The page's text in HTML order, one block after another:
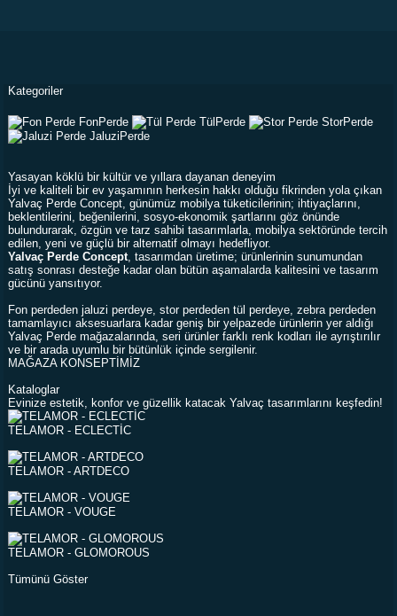
Kategoriler
FonPerde Tül Perde StorPerde
Jaluzi Perde
Yasayan köklü bir kültür ve yıllara dayanan deneyim
İyi ve kaliteli bir ev yaşamının herkesin hakkı olduğu fikrinden yola çıkan
Yalvaç Perde Concept, günümüz mobilya tüketicilerinin; ihtiyaçlarını,
beklentilerini, beğenilerini, sosyo-ekonomik şartlarını göz önünde
bulundurarak, özgün ve tarz sahibi tasarımlarla, mobilya sektöründe tercih
edilen, yeni ve güçlü bir alternatif olmayı hedefliyor.
Yalvaç Perde Concept, tasarımdan üretime; ürünlerinin sunumundan
satış sonrası desteğe kadar olan bütün aşamalarda kalitesini ve tasarım
gücünü yansıtıyor.
Fon perdeden jaluzi perdeye, stor perdeden tül perdeye, zebra perdeden
tamamlayıcı aksesuarlara kadar geniş bir yelpazede ürünlerin yer aldığı
Yalvaç Perde mağazalarında, seri ürünler farklı renk kodları ile ayrıştırılır
ve bir arada uyumlu bir bütünlük içinde sergilenir.
MAĞAZA KONSEPTİMİZ
Kataloglar
Evinize estetik, konfor ve güzellik katacak Yalvaç tasarımlarını keşfedin!
TELAMOR - ECLECTİC
TELAMOR - ARTDECO
TELAMOR - VOUGE
TELAMOR - GLOMOROUS
Tümünü Göster